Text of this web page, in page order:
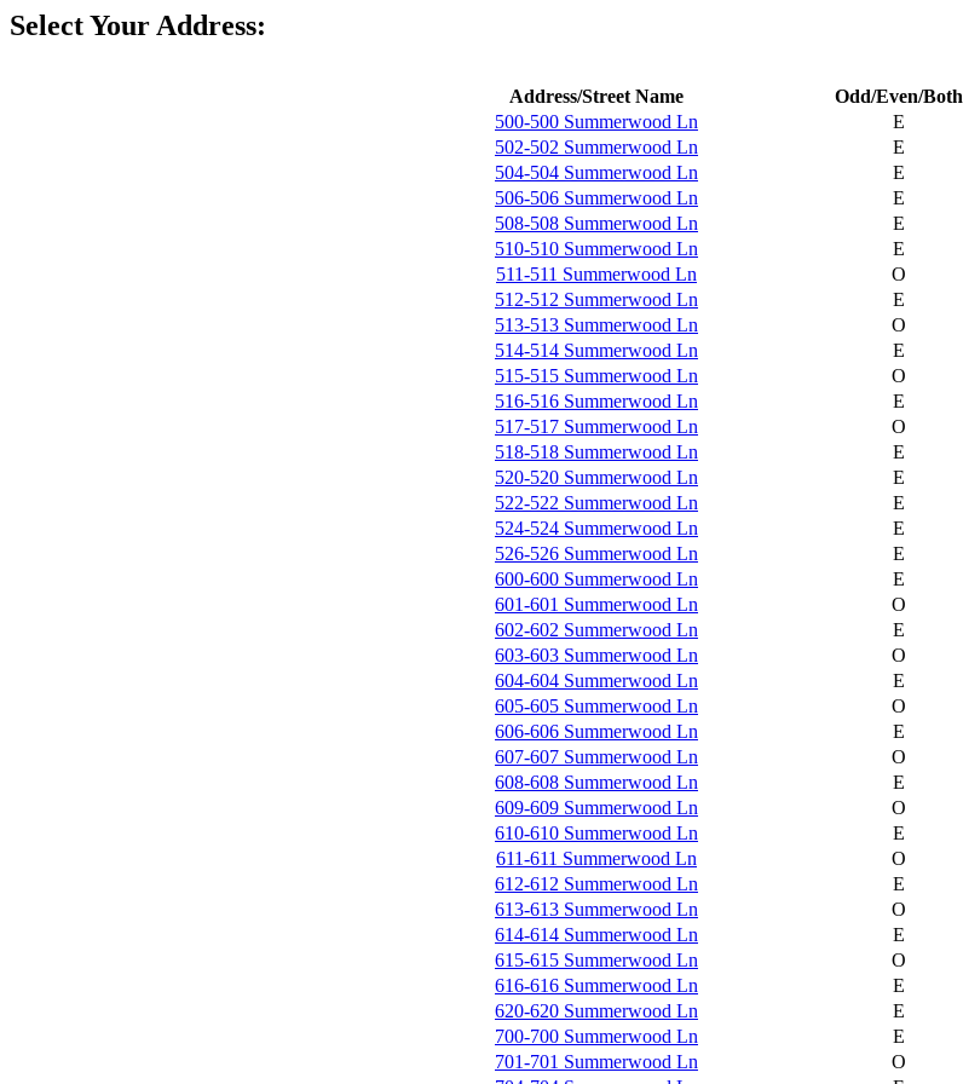
Select Your Address:
Address/Street Name
Odd/Even/Both
500-500 Summerwood Ln
E
502-502 Summerwood Ln
E
504-504 Summerwood Ln
E
506-506 Summerwood Ln
E
508-508 Summerwood Ln
E
510-510 Summerwood Ln
E
511-511 Summerwood Ln
O
512-512 Summerwood Ln
E
513-513 Summerwood Ln
O
514-514 Summerwood Ln
E
515-515 Summerwood Ln
O
516-516 Summerwood Ln
E
517-517 Summerwood Ln
O
518-518 Summerwood Ln
E
520-520 Summerwood Ln
E
522-522 Summerwood Ln
E
524-524 Summerwood Ln
E
526-526 Summerwood Ln
E
600-600 Summerwood Ln
E
601-601 Summerwood Ln
O
602-602 Summerwood Ln
E
603-603 Summerwood Ln
O
604-604 Summerwood Ln
E
605-605 Summerwood Ln
O
606-606 Summerwood Ln
E
607-607 Summerwood Ln
O
608-608 Summerwood Ln
E
609-609 Summerwood Ln
O
610-610 Summerwood Ln
E
611-611 Summerwood Ln
O
612-612 Summerwood Ln
E
613-613 Summerwood Ln
O
614-614 Summerwood Ln
E
615-615 Summerwood Ln
O
616-616 Summerwood Ln
E
620-620 Summerwood Ln
E
700-700 Summerwood Ln
E
701-701 Summerwood Ln
O